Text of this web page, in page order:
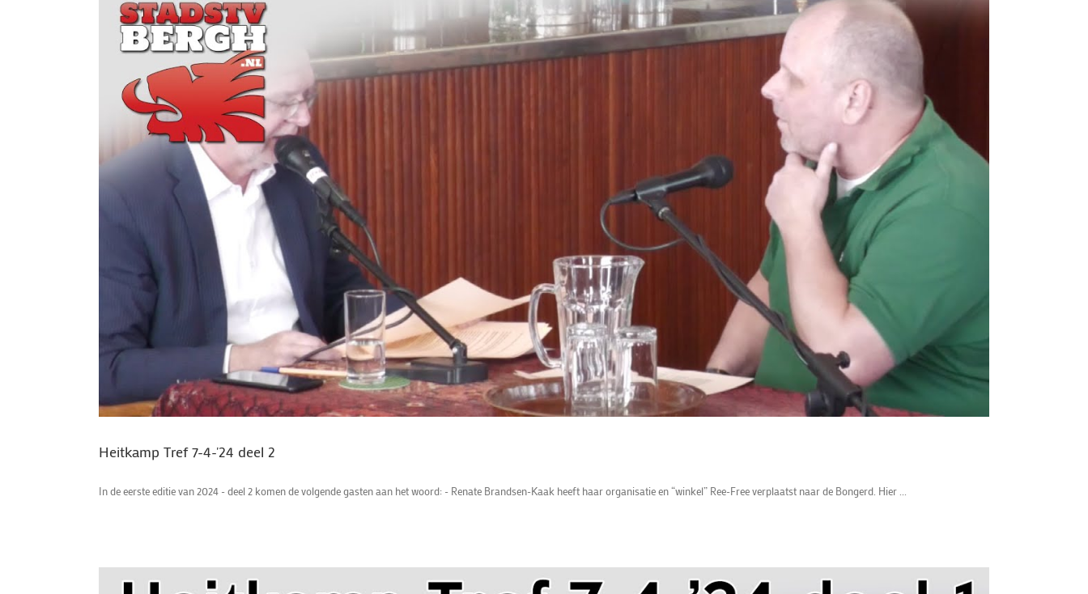
Heitkamp Tref 7-4-'24 deel 2
In de eerste editie van 2024 - deel 2 komen de volgende gasten aan het woord: - Renate Brandsen-Kaak heeft haar organisatie en “winkel” Ree-Free verplaatst naar de Bongerd. Hier ...